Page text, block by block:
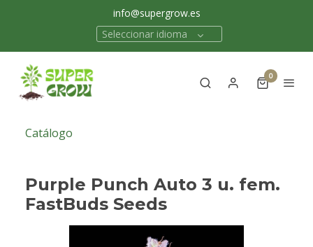
info@supergrow.es
Seleccionar idioma
0
Catálogo
Purple Punch Auto 3 u. fem.
FastBuds Seeds